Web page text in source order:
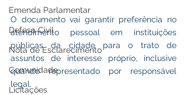
Emenda Parlamentar
Defesa Civil
Nota de Esclarecimento
Comunidade
Licitações
O documento vai garantir preferência no
atendimento pessoal em instituições
públicas da cidade para o trato de
assuntos de interesse próprio, inclusive
quando representado por responsável
legal.